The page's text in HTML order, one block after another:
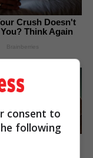
Crush Doesn't
Think Again
Brainberries
Wants To End His
This Movie?
consent to
following